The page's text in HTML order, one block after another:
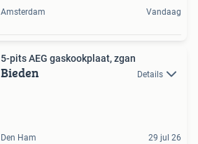
Amsterdam Vandaag
5-pits AEG gaskookplaat, zgan
Bieden Details
Den Ham 29 jul 26